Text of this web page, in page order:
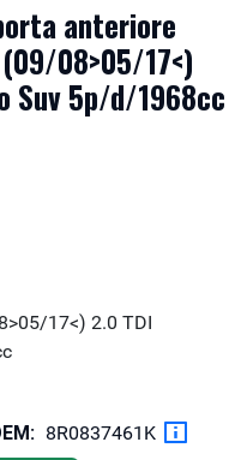
anteriore
08>05/17<)
Suv 5p/d/1968cc
17<) 2.0 TDI
8R0837461K